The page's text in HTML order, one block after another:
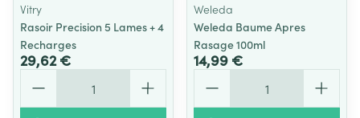
Vitry
Rasoir Precision 5 Lames + 4
Recharges
29,62 €
Weleda
Weleda Baume Apres
Rasage 100ml
14,99 €